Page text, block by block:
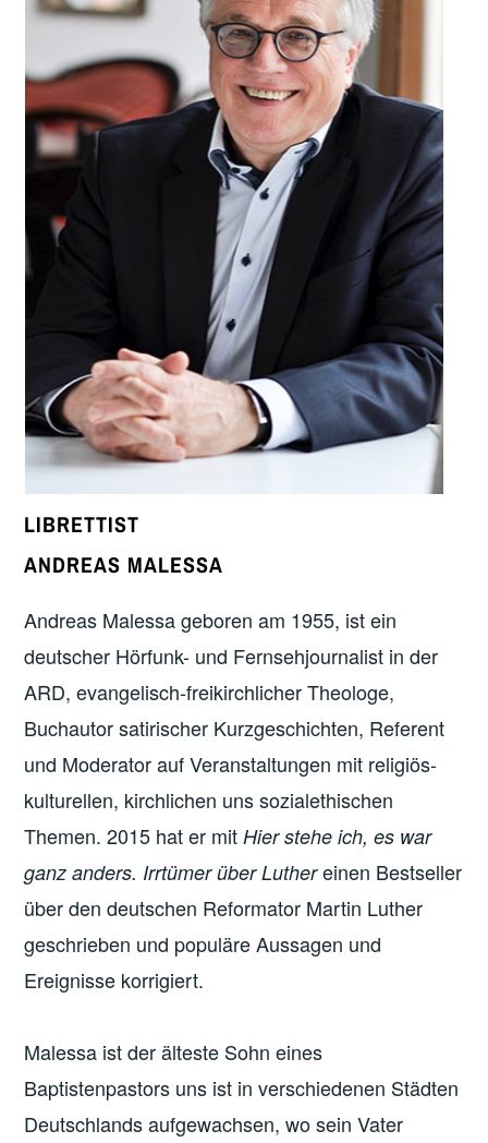
LIBRETTIST
ANDREAS MALESSA
Andreas Malessa geboren am 1955, ist ein
deutscher Hörfunk- und Fernsehjournalist in der
ARD, evangelisch-freikirchlicher Theologe,
Buchautor satirischer Kurzgeschichten, Referent
und Moderator auf Veranstaltungen mit religiös-
kulturellen, kirchlichen uns sozialethischen
Themen. 2015 hat er mit Hier stehe ich, es war
ganz anders. Irrtümer über Luthereinen Bestseller
über den deutschen Reformator Martin Luther
geschrieben und populäre Aussagen und
Ereignisse korrigiert.
Malessa ist der älteste Sohn eines
Baptistenpastors uns ist in verschiedenen Städten
Deutschlands aufgewachsen, wo sein Vater